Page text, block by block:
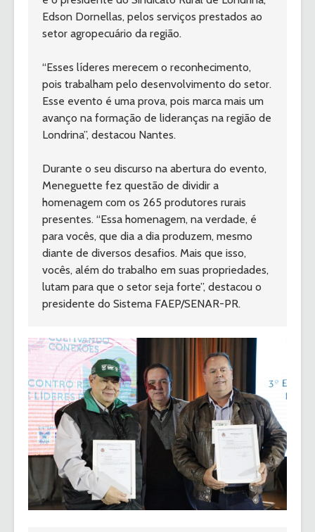
Edson Dornellas, pelos serviços prestados ao
setor agropecuário da região.
“Esses líderes merecem o reconhecimento,
pois trabalham pelo desenvolvimento do setor.
Esse evento é uma prova, pois marca mais um
avanço na formação de lideranças na região de
Londrina”, destacou Nantes.
Durante o seu discurso na abertura do evento,
Meneguette fez questão de dividir a
homenagem com os 265 produtores rurais
presentes. “Essa homenagem, na verdade, é
para vocês, que dia a dia produzem, mesmo
diante de diversos desafios. Mais que isso,
vocês, além do trabalho em suas propriedades,
lutam para que o setor seja forte”, destacou o
presidente do Sistema FAEP/SENAR-PR.